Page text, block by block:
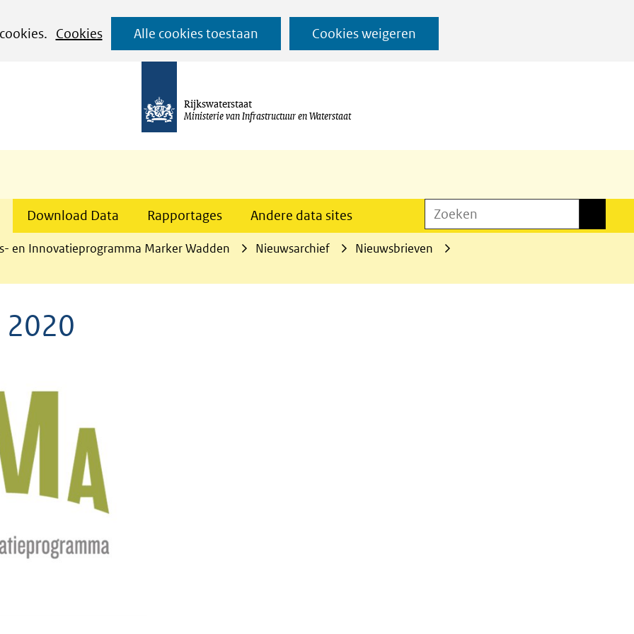
Cookies
Alle cookies toestaan Cookies weigeren
Ga
naar
de
Rijkswaterstaat
Ministerie van Infrastructuur en Waterstaat
Download Data Rapportages Andere data sites Zoeken
en Innovatieprogramma Marker Wadden Nieuwsarchief
Nieuwsbrieven
2020